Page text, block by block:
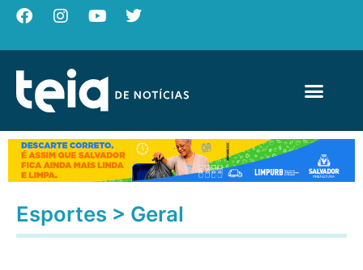
Esportes > Geral